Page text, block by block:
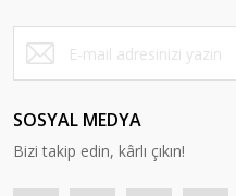
SOSYAL MEDYA
Bizi takip edin, kârlı çıkın!